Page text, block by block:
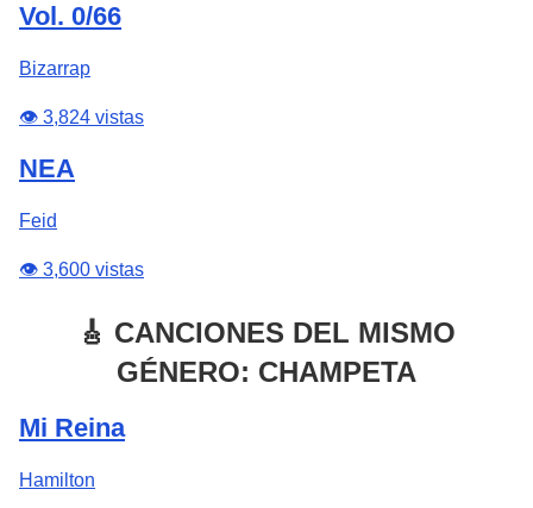
Vol. 0/66
Bizarrap
👁️ 3,824 vistas
NEA
Feid
👁️ 3,600 vistas
🎸 CANCIONES DEL MISMO
GÉNERO: CHAMPETA
Mi Reina
Hamilton